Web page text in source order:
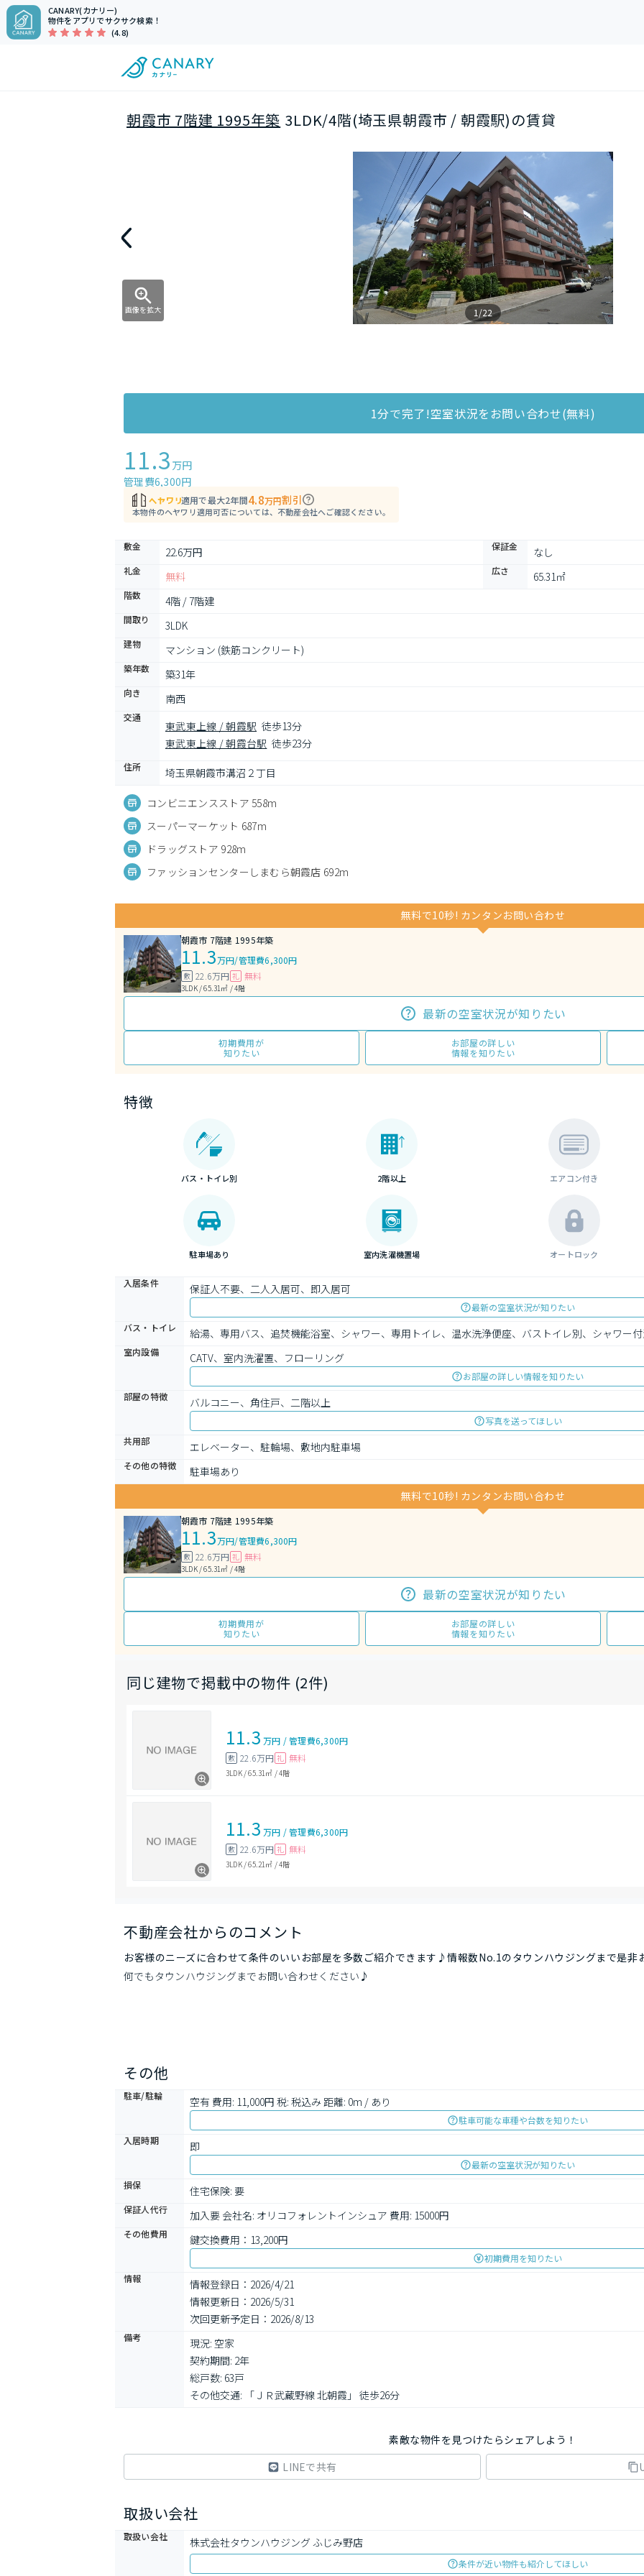
CANARY(カナリー)
物件をアプリでサクサク検索！
(4.8)
朝霞市 7階建 1995年築 3LDK/4階(埼玉県朝霞市 / 朝霞駅)の賃貸
画像を拡大 1/22
1分で完了!空室状況をお問い合わせ(無料)
11.3 万円
管理費6,300円
適用で最大2年間4.8万円割引
本物件のヘヤワリ適用可否については、不動産会社へご確認ください。
敷金 22.6万円 保証金 なし
礼金 無料 広さ 65.31㎡
階数 4階 / 7階建
間取り 3LDK
建物 マンション (鉄筋コンクリート)
築年数 築31年
向き 南西
交通
東武東上線 / 朝霞駅 徒歩13分
東武東上線 / 朝霞台駅 徒歩23分
住所 埼玉県朝霞市溝沼２丁目
コンビニエンスストア 558m
スーパーマーケット 687m
ドラッグストア 928m
ファッションセンターしまむら朝霞店 692m
無料で10秒! カンタンお問い合わせ
朝霞市 7階建 1995年築
11.3万円/管理費6,300円
敷 22.6万円 礼 無料
3LDK / 65.31㎡ / 4階
最新の空室状況が知りたい
初期費用が
知りたい
お部屋の詳しい
情報を知りたい
特徴
バス・トイレ別 2階以上 エアコン付き
駐車場あり 室内洗濯機置場 オートロック
入居条件 保証人不要、二人入居可、即入居可
最新の空室状況が知りたい
バス・トイレ
給湯、専用バス、追焚機能浴室、シャワー、専用トイレ、温水洗浄便座、バストイレ別、シャワー
室内設備 CATV、室内洗濯置、フローリング
お部屋の詳しい情報を知りたい
部屋の特徴
バルコニー、角住戸、二階以上
写真を送ってほしい
共用部
エレベーター、駐輪場、敷地内駐車場
その他の特徴
駐車場あり
無料で10秒! カンタンお問い合わせ
朝霞市 7階建 1995年築
11.3万円/管理費6,300円
敷 22.6万円 礼 無料
3LDK / 65.31㎡ / 4階
最新の空室状況が知りたい
初期費用が
知りたい
お部屋の詳しい
情報を知りたい
同じ建物で掲載中の物件 (2件)
11.3 万円 /管理費6,300円
敷 22.6万円 礼 無料
3LDK/65.31㎡ /4階
11.3 万円 /管理費6,300円
敷 22.6万円 礼 無料
3LDK/65.21㎡ /4階
不動産会社からのコメント
お客様のニーズに合わせて条件のいいお部屋を多数ご紹介できます♪情報数No.1のタウンハウジングまで是非
何でもタウンハウジングまでお問い合わせください♪
その他
駐車/駐輪 空有 費用: 11,000円 税: 税込み 距離: 0m / あり
駐車可能な車種や台数を知りたい
入居時期
即
最新の空室状況が知りたい
損保
住宅保険: 要
保証人代行 加入要 会社名: オリコフォレントインシュア 費用: 15000円
その他費用 鍵交換費用：13,200円
初期費用を知りたい
情報
情報登録日：2026/4/21
情報更新日：2026/5/31
次回更新予定日：2026/8/13
備考
現況: 空家
契約期間: 2年
総戸数: 63戸
その他交通: 「ＪＲ武蔵野線 北朝霞」 徒歩26分
素敵な物件を見つけたらシェアしよう！
LINEで共有
取扱い会社
取扱い会社 株式会社タウンハウジング ふじみ野店
条件が近い物件も紹介してほしい